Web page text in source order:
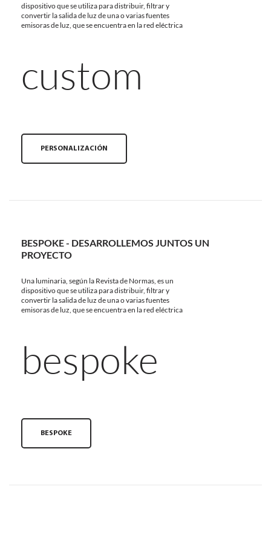
dispositivo que se utiliza para distribuir, filtrar y
convertir la salida de luz de una o varias fuentes
emisoras de luz, que se encuentra en la red eléctrica
custom
PERSONALIZACIÓN
BESPOKE - DESARROLLEMOS JUNTOS UN
PROYECTO
Una luminaria, según la Revista de Normas, es un
dispositivo que se utiliza para distribuir, filtrar y
convertir la salida de luz de una o varias fuentes
emisoras de luz, que se encuentra en la red eléctrica
bespoke
BESPOKE